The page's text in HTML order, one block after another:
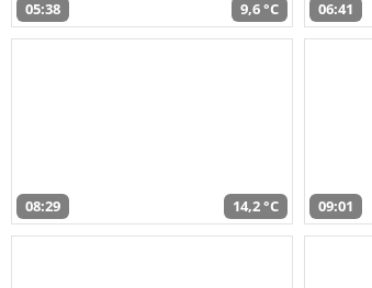
05:38 9,6 °C 06:41
08:29 14,2 °C 09:01